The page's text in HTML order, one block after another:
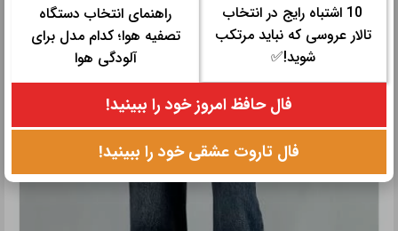
10 اشتباه رایج در انتخاب
تالار عروسی که نباید مرتکب
شوید!✅
راهنمای انتخاب دستگاه
تصفیه هوا؛ کدام مدل برای
آلودگی هوا
فال حافظ امروز خود را ببینید!
فال تاروت عشقی خود را ببینید!